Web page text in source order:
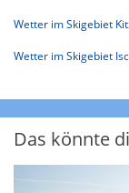
Wetter im Skigebiet
Wetter im Skigebiet
Das könnte